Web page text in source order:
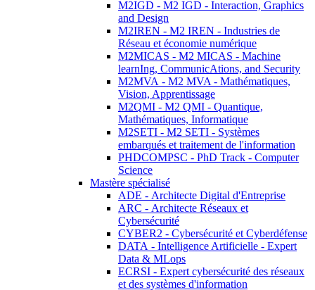
M2IGD - M2 IGD - Interaction, Graphics
and Design
M2IREN - M2 IREN - Industries de
Réseau et économie numérique
M2MICAS - M2 MICAS - Machine
learnIng, CommunicAtions, and Security
M2MVA - M2 MVA - Mathématiques,
Vision, Apprentissage
M2QMI - M2 QMI - Quantique,
Mathématiques, Informatique
M2SETI - M2 SETI - Systèmes
embarqués et traitement de l'information
PHDCOMPSC - PhD Track - Computer
Science
Mastère spécialisé
ADE - Architecte Digital d'Entreprise
ARC - Architecte Réseaux et
Cybersécurité
CYBER2 - Cybersécurité et Cyberdéfense
DATA - Intelligence Artificielle - Expert
Data & MLops
ECRSI - Expert cybersécurité des réseaux
et des systèmes d'information